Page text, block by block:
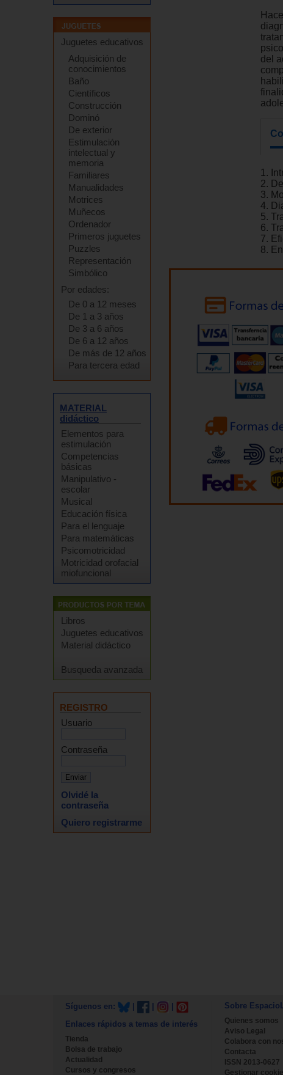
Juguetes educativos
Adquisición de
conocimientos
Baño
Científicos
Construcción
Dominó
De exterior
Estimulación
intelectual y
memoria
Familiares
Manualidades
Motrices
Muñecos
Ordenador
Primeros juguetes
Puzzles
Representación
Simbólico
Por edades:
De 0 a 12 meses
De 1 a 3 años
De 3 a 6 años
De 6 a 12 años
De más de 12 años
Para tercera edad
MATERIAL
didáctico
Elementos para
estimulación
Competencias
básicas
Manipulativo -
escolar
Musical
Educación física
Para el lenguaje
Para matemáticas
Psicomotricidad
Motricidad orofacial
miofuncional
Libros
Juguetes educativos
Material didáctico
Busqueda avanzada
REGISTRO
Usuario
Contraseña
Olvidé la
contraseña
Quiero registrarme
del
1.
2.
3.
4.
5.
6.
7.
8.
Síguenos en:
Enlaces rápidos a temas de interés
Tienda
Bolsa de trabajo
Actualidad
Cursos y congresos
Sobre
Quienes somos
Aviso Legal
Colabora con
Contacta
ISSN 2013-0627
Gestionar